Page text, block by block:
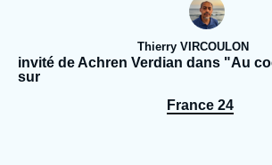
Événements
L'Ifri en bref
Recherches
Proche-
Thierry VIRCOULON
invité de Achren Verdian dans "Au
sur
France 24